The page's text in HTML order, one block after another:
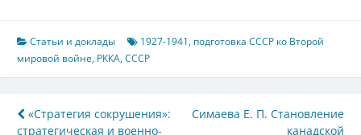
Статьи и доклады 1927-1941, подготовка СССР ко Второй
мировой войне, РККА,СССР
Навигация
«Стратегия сокрушения»:
стратегическая и военно-
Симаева Е. П. Становление
канадской